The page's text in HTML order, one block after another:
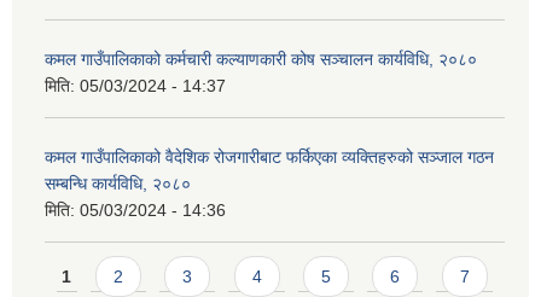
कमल गाउँपालिकाको कर्मचारी कल्याणकारी कोष सञ्चालन कार्यविधि, २०८०
मिति: 05/03/2024 - 14:37
कमल गाउँपालिकाको वैदेशिक रोजगारीबाट फर्किएका व्यक्तिहरुको सञ्जाल गठन
सम्बन्धि कार्यविधि, २०८०
मिति: 05/03/2024 - 14:36
Pages
1 2 3 4 5 6 7